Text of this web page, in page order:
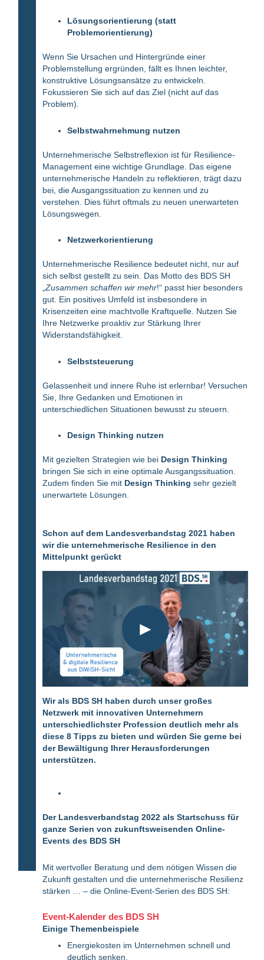
Lösungsorientierung (statt
Problemorientierung)
Wenn Sie Ursachen und Hintergründe einer
Problemstellung ergründen, fällt es Ihnen leichter,
konstruktive Lösungsansätze zu entwickeln.
Fokussieren Sie sich auf das Ziel (nicht auf das
Problem).
Selbstwahrnehmung nutzen
Unternehmerische Selbstreflexion ist für Resilience-
Management eine wichtige Grundlage. Das eigene
unternehmerische Handeln zu reflektieren, trägt dazu
bei, die Ausgangssituation zu kennen und zu
verstehen. Dies führt oftmals zu neuen unerwarteten
Lösungswegen.
Netzwerkorientierung
Unternehmerische Resilience bedeutet nicht, nur auf
sich selbst gestellt zu sein. Das Motto des BDS SH
„Zusammen schaffen wir mehr!“ passt hier besonders
gut. Ein positives Umfeld ist insbesondere in
Krisenzeiten eine machtvolle Kraftquelle. Nutzen Sie
Ihre Netzwerke proaktiv zur Stärkung Ihrer
Widerstandsfähigkeit.
Selbststeuerung
Gelassenheit und innere Ruhe ist erlernbar! Versuchen
Sie, Ihre Gedanken und Emotionen in
unterschiedlichen Situationen bewusst zu steuern.
Design Thinking nutzen
Mit gezielten Strategien wie bei Design Thinking
bringen Sie sich in eine optimale Ausgangssituation.
Zudem finden Sie mit Design Thinking sehr gezielt
unerwartete Lösungen.
Schon auf dem Landesverbandstag 2021 haben
wir die unternehmerische Resilience in den
Mittelpunkt gerückt
►
Wir als BDS SH haben durch unser großes
Netzwerk mit innovativen Unternehmern
unterschiedlichster Profession deutlich mehr als
diese 8 Tipps zu bieten und würden Sie gerne bei
der Bewältigung Ihrer Herausforderungen
unterstützen.
Der Landesverbandstag 2022 als Startschuss für
ganze Serien von zukunftsweisenden Online-
Events des BDS SH
Mit wertvoller Beratung und dem nötigen Wissen die
Zukunft gestalten und die unternehmerische Resilienz
stärken … – die Online-Event-Serien des BDS SH:
Event-Kalender des BDS SH
Einige Themenbeispiele
Energiekosten im Unternehmen schnell und
deutlich senken.